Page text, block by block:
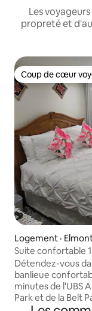
Les
propreté et
Coup de cœur
Coup de cœur
Logement ·
Suite confortable
près de l'UBS
Détendez-vous
banlieue
minutes de l'UBS
Park et de la Belt